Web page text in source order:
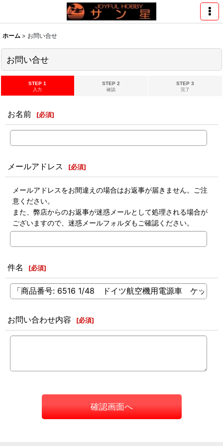
ホーム > お問い合せ
お問い合せ
STEP 1
入力
STEP 2
確認
STEP 3
完了
お名前 [必須]
メールアドレス [必須]
メールアドレスをお間違えの場合はお返事が届きません。ご注
意ください。
また、弊店からのお返事が迷惑メールとして処理される場合が
ございますので、迷惑メールフォルダもご確認ください。
件名 [必須]
お問い合わせ内容 [必須]
確認画面へ